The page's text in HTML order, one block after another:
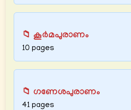
📁 കൂർമപുരാണം
10 pages
📁 ഗണേശപുരാണം
41 pages